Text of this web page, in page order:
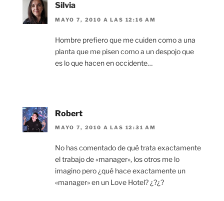
Silvia
MAYO 7, 2010 A LAS 12:16 AM
Hombre prefiero que me cuiden como a una
planta que me pisen como a un despojo que
es lo que hacen en occidente…
Robert
MAYO 7, 2010 A LAS 12:31 AM
No has comentado de qué trata exactamente
el trabajo de «manager», los otros me lo
imagino pero ¿qué hace exactamente un
«manager» en un Love Hotel? ¿?¿?